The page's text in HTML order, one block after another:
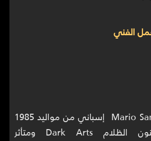
الفني
Mario Sanchez Nevado إسباني من مواليد 1985
ومتخصص بفنون الظلام Dark Arts ومتأثر